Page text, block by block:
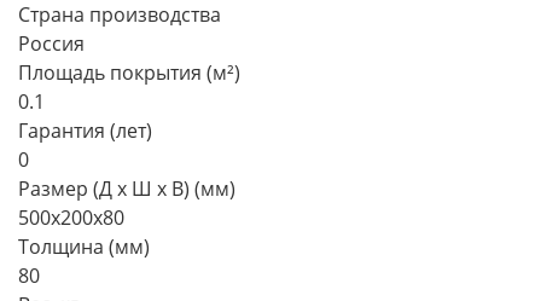
Страна производства
Россия
Площадь покрытия (м²)
0.1
Гарантия (лет)
0
Размер (Д х Ш х В) (мм)
500х200х80
Толщина (мм)
80